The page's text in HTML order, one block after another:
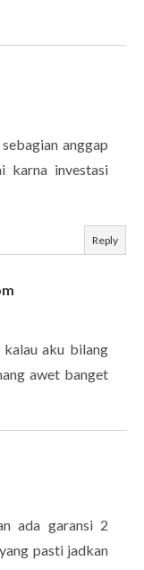
anggap
karna investasi
Reply
kalau aku bilang
awet banget
ada garansi 2
pasti jadkan